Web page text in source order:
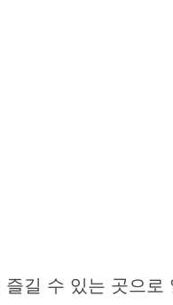
길 수 있는 곳으